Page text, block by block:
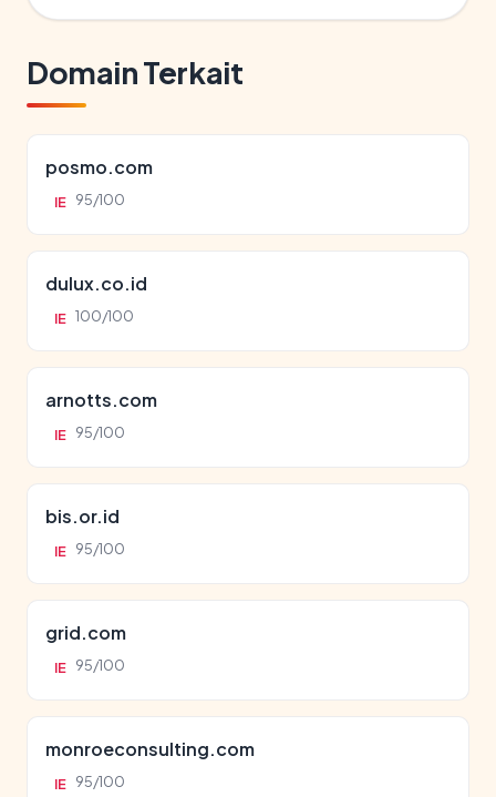
Domain Terkait
posmo.com
IE 95/100
dulux.co.id
IE 100/100
arnotts.com
IE 95/100
bis.or.id
IE 95/100
grid.com
IE 95/100
monroeconsulting.com
IE 95/100